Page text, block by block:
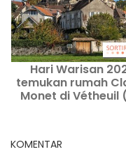
Hari Warisan
temukan rumah
Monet di Vétheuil
KOMENTAR